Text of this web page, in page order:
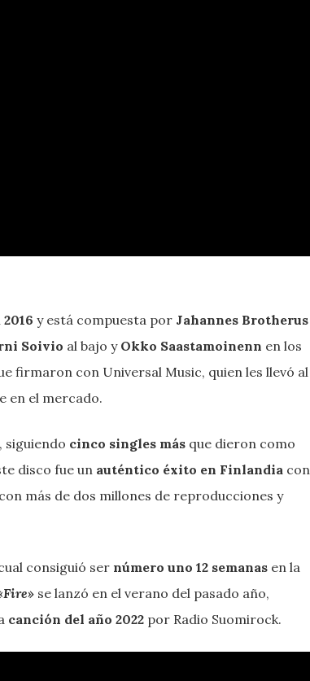
2016 y está compuesta por Jahannes Brotherus
Soivio al bajo y Okko Saastamoinenn en los
firmaron con Universal Music, quien les llevó al
en el mercado.
, siguiendo cinco singles más que dieron como
disco fue un auténtico éxito en Finlandia con
con más de dos millones de reproducciones y
consiguió ser número uno 12 semanas en la
se lanzó en el verano del pasado año,
canción del año 2022 por Radio Suomirock.